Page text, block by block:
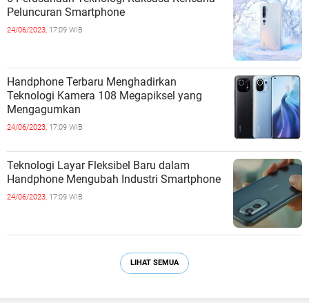
Peluncuran Smartphone
24/06/2023, 17:09 WIB
Handphone Terbaru Menghadirkan
Teknologi Kamera 108 Megapiksel yang
Mengagumkan
24/06/2023, 17:09 WIB
Teknologi Layar Fleksibel Baru dalam
Handphone Mengubah Industri Smartphone
24/06/2023, 17:09 WIB
LIHAT SEMUA